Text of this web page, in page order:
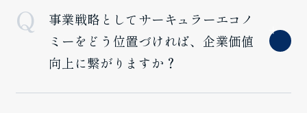
事業戦略としてサーキュラーエコノ
ミーをどう位置づければ、企業価値
向上に繋がりますか？